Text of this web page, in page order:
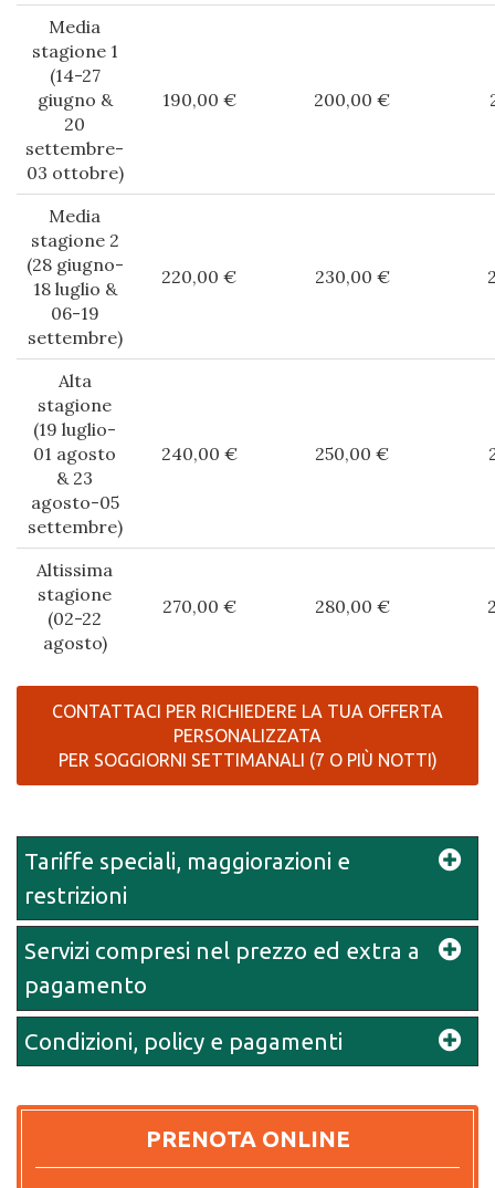
Media
stagione 1
(14-27
giugno &
20
settembre-
03 ottobre)
190,00 € 200,00 €
Media
stagione 2
(28 giugno-
18 luglio &
06-19
settembre)
220,00 € 230,00 €
Alta
stagione
(19 luglio-
01 agosto
& 23
agosto-05
settembre)
240,00 € 250,00 €
Altissima
stagione
(02-22
agosto)
270,00 € 280,00 €
CONTATTACI PER RICHIEDERE LA TUA OFFERTA
PERSONALIZZATA
PER SOGGIORNI SETTIMANALI (7 O PIÙ NOTTI)
Tariffe speciali, maggiorazioni e
restrizioni
Servizi compresi nel prezzo ed extra a
pagamento
Condizioni, policy e pagamenti
PRENOTA ONLINE